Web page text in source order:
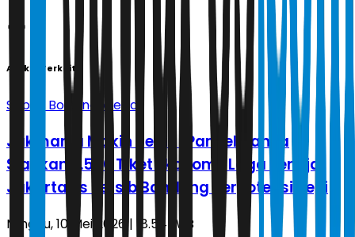
Artikel Terkait
Sepak Bola Indonesia
Jakmania Makin Sedih! Panpel Hanya
Siapkan 7.500 Tiket Ekonomi, Laga Persija
Jakarta vs Persib Bandung Berpotensi Sepi
Minggu, 10 Mei 2026 | 18.54 WIB